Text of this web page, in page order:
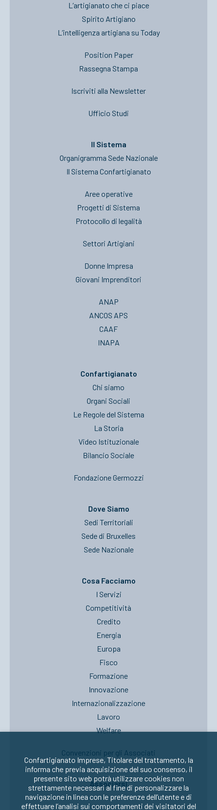
L’artigianato che ci piace
Spirito Artigiano
L’intelligenza artigiana su Today
Position Paper
Rassegna Stampa
Iscriviti alla Newsletter
Ufficio Studi
Il Sistema
Organigramma Sede Nazionale
Il Sistema Confartigianato
Aree operative
Progetti di Sistema
Protocollo di legalità
Settori Artigiani
Donne Impresa
Giovani Imprenditori
ANAP
ANCOS APS
CAAF
INAPA
Confartigianato
Chi siamo
Organi Sociali
Le Regole del Sistema
La Storia
Video Istituzionale
Bilancio Sociale
Fondazione Germozzi
Dove Siamo
Sedi Territoriali
Sede di Bruxelles
Sede Nazionale
Cosa Facciamo
I Servizi
Competitività
Credito
Energia
Europa
Fisco
Formazione
Innovazione
Internazionalizzazione
Lavoro
Welfare
Convenzioni per gli Associati
Associarsi
Confartigianato Imprese, Titolare del trattamento, la
informa che previa acquisizione del suo consenso, il
presente sito web potrà utilizzare cookies non
strettamente necessari al fine di personalizzare la
navigazione in linea con le preferenze dell’utente e di
effettuare l’analisi sui comportamenti dei visitatori del